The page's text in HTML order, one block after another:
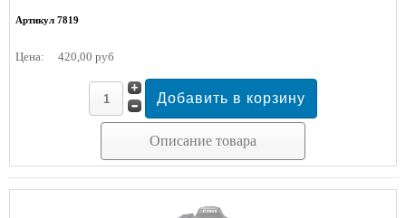
Артикул 7819
Цена: 420,00 руб
Описание товара